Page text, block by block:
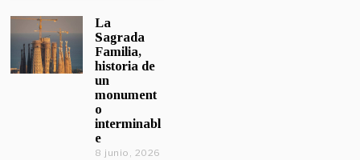
La
Sagrada
Familia,
historia de
un
monument
o
interminabl
e
8 junio, 2026